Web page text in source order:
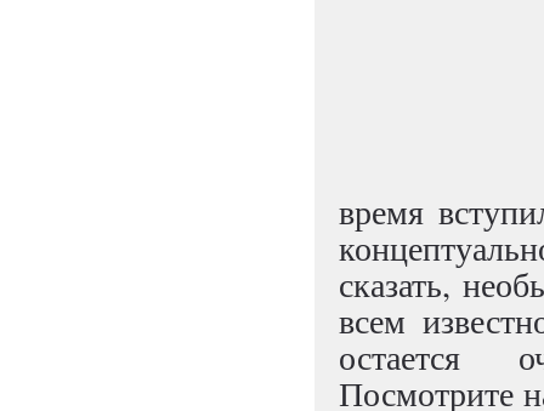
время
сказать,
всем
остается
Посмотрите